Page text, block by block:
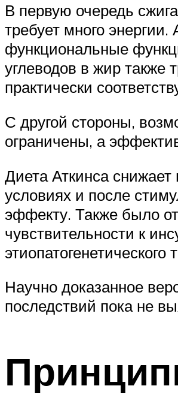
В первую очередь
требует много
функциональные
углеводов в жир также
практически
С другой стороны,
ограничены, а
Диета Аткинса
условиях и после
эффекту. Также было
чувствительности к
Научно доказанное
последствий пока не